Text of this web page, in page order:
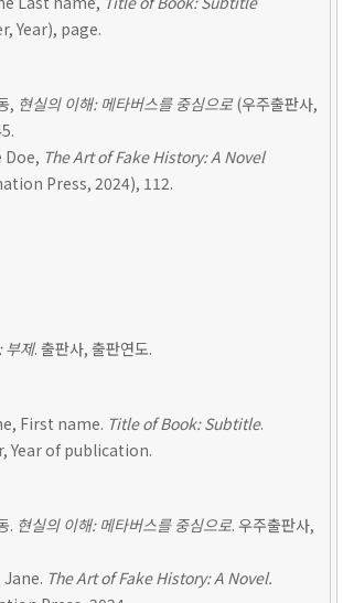
Year), page.
, 현실의 이해: 메타버스를 중심으로(우주출판사,
Doe, The Art of Fake History: A Novel
Press, 2024), 112.
부제. 출판사, 출판연도.
First name. Title of Book: Subtitle.
Year of publication.
. 현실의 이해: 메타버스를 중심으로. 우주출판사,
Jane. The Art of Fake History: A Novel.